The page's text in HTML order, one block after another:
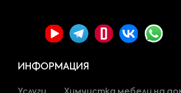
ИНФОРМАЦИЯ